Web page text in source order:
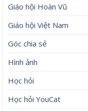
Giáo hội Hoàn Vũ
Giáo hội Việt Nam
Góc chia sẻ
Hình ảnh
Học hỏi
Học hỏi YouCat